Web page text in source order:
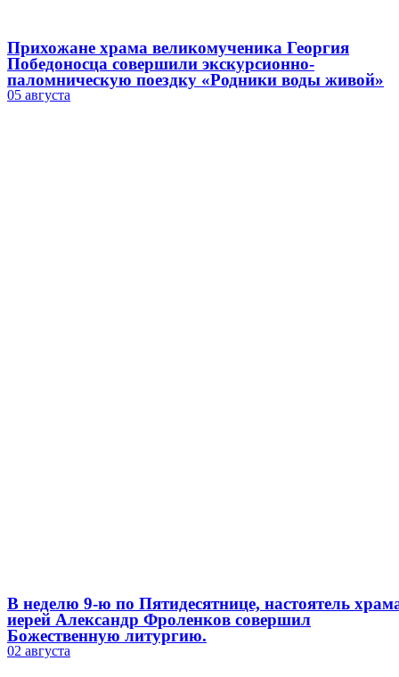
Прихожане храма великомученика Георгия
Победоносца совершили экскурсионно-
паломническую поездку «Родники воды живой»
05 августа
В неделю 9-ю по Пятидесятнице, настоятель
иерей Александр Фроленков совершил
Божественную литургию.
02 августа